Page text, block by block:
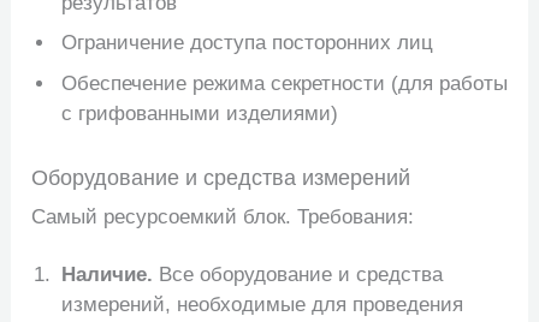
Ограничение доступа посторонних лиц
Обеспечение режима секретности (для работы
с грифованными изделиями)
Оборудование и средства измерений
Самый ресурсоемкий блок. Требования:
Наличие. Все оборудование и средства
измерений, необходимые для проведения